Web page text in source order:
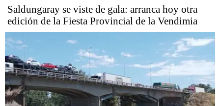
Saldungaray se viste de gala: arranca hoy otra
edición de la Fiesta Provincial de la Vendimia